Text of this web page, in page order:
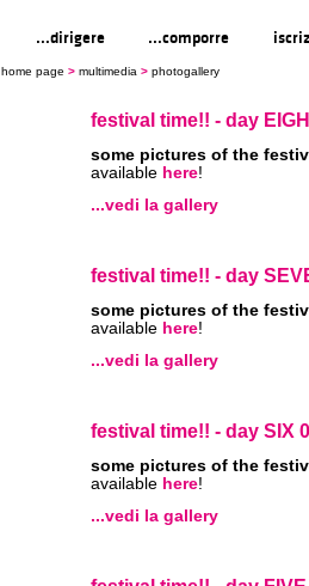
...dirigere ...comporre
home page > multimedia > photogallery
festival time!! - day
some pictures of the
available here!
...vedi la gallery
festival time!! - day
some pictures of the
available here!
...vedi la gallery
festival time!! - day SIX
some pictures of the
available here!
...vedi la gallery